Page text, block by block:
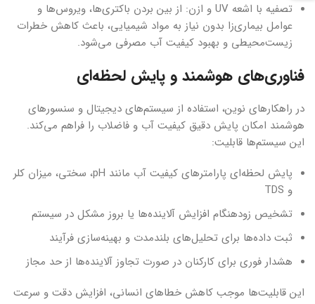
تصفیه با اشعه UV و ازن: از بین بردن باکتری‌ها، ویروس‌ها و
عوامل بیماری‌زا بدون نیاز به مواد شیمیایی، باعث کاهش خطرات
زیست‌محیطی و بهبود کیفیت آب مصرفی می‌شود.
فناوری‌های هوشمند و پایش لحظه‌ای
در راهکارهای نوین، استفاده از سیستم‌های دیجیتال و سنسورهای
هوشمند امکان پایش دقیق کیفیت آب و فاضلاب را فراهم می‌کند.
این سیستم‌ها قابلیت:
پایش لحظه‌ای پارامترهای کیفیت آب مانند pH، سختی، میزان کلر
و TDS
تشخیص زودهنگام افزایش آلاینده‌ها یا بروز مشکل در سیستم
ثبت داده‌ها برای تحلیل‌های بلندمدت و بهینه‌سازی فرآیند
هشدار فوری برای کارکنان در صورت تجاوز آلاینده‌ها از حد مجاز
این قابلیت‌ها موجب کاهش خطاهای انسانی، افزایش دقت و سرعت